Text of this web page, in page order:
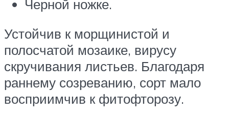
Черной ножке.
Устойчив к морщинистой и
полосчатой мозаике, вирусу
скручивания листьев. Благодаря
раннему созреванию, сорт мало
восприимчив к фитофторозу.